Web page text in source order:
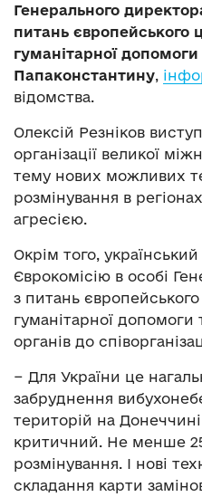
Генерального
питань європейського
гуманітарної
Папаконстантину,
відомства.
Олексій Резніков
організації великої
тему нових можливих
розмінування в
агресією.
Окрім того,
Єврокомісію в особі
з питань
гуманітарної
органів до
− Для України це
забруднення
територій на
критичний. Не менше
розмінування. І нові
складання карти